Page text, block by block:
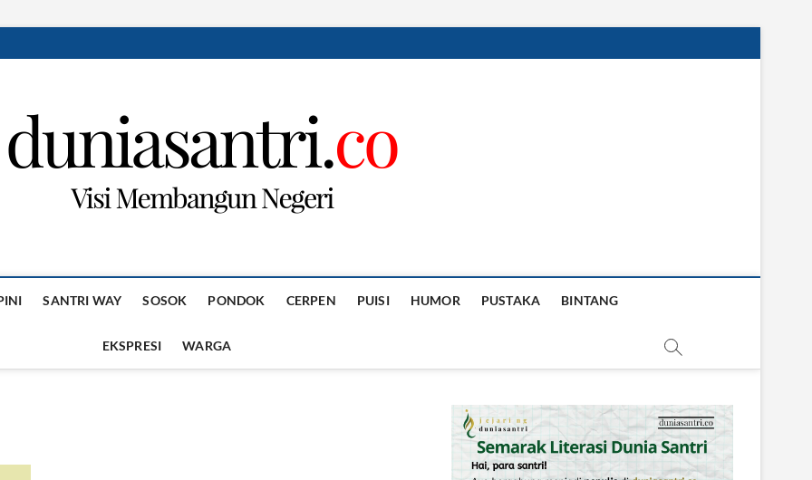
SANTRI WAY SOSOK PONDOK CERPEN PUISI HUMOR PUSTAKA BINTANG
EKSPRESI WARGA